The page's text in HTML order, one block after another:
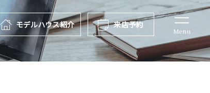
モデルハウス紹介 来店予約
Menu